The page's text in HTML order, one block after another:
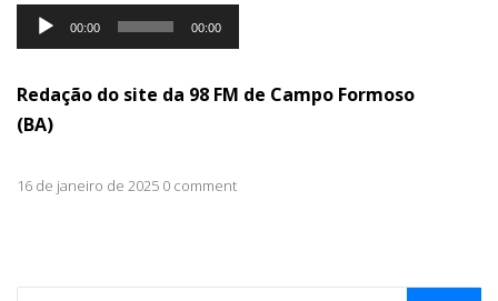
Tocador
00:00 00:00
Redação do site da 98 FM de Campo Formoso
(BA)
16 de janeiro de 2025 0 comment